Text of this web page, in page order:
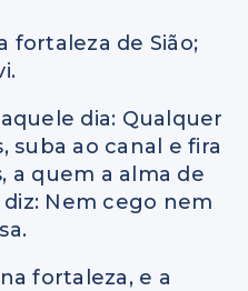
fortaleza de Sião;
dia: Qualquer
suba ao canal e fira
a quem a alma de
diz: Nem cego nem
fortaleza, e a